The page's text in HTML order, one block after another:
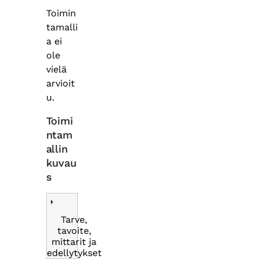
Toimin
tamalli
a ei
ole
vielä
arvioit
u.
Toimi
ntam
allin
kuvau
s
Tarve,
tavoite,
mittarit ja
edellytykset